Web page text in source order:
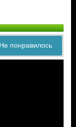
Не понравилось